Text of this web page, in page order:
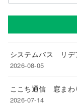
システムバス リデ
2026-08-05
ここち通信 窓まわ
2026-07-14